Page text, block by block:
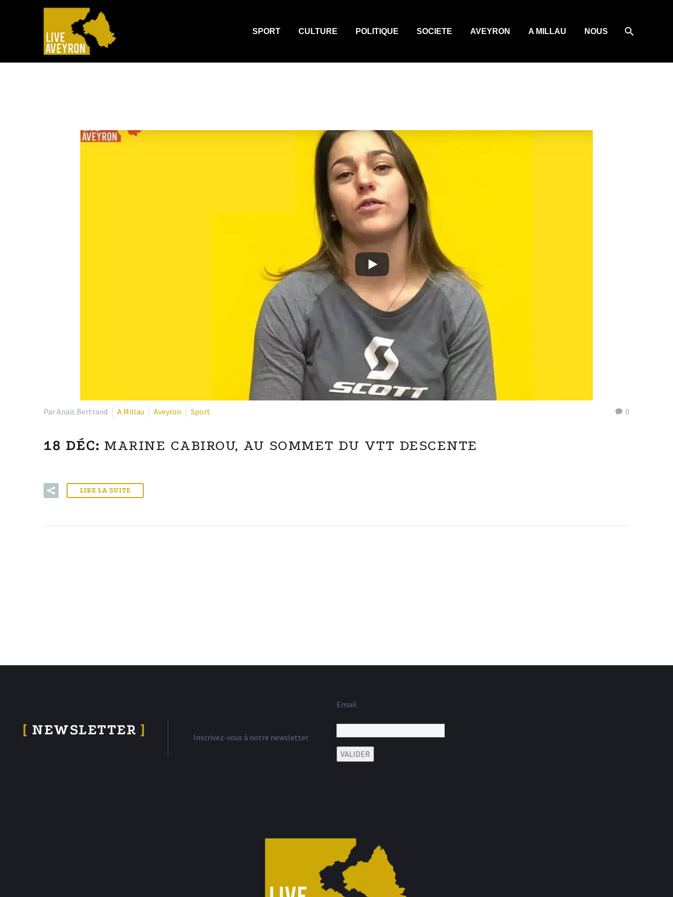
SPORT CULTURE POLITIQUE SOCIETE AVEYRON A MILLAU NOUS
0
Par Anais Bertrand A Millau Aveyron Sport
18 DÉC: MARINE CABIROU, AU SOMMET DU VTT DESCENTE
LIRE LA SUITE
[ NEWSLETTER ] Inscrivez-vous à notre newsletter
Email
VALIDER